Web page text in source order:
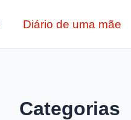
Diário de uma mãe
Categorias